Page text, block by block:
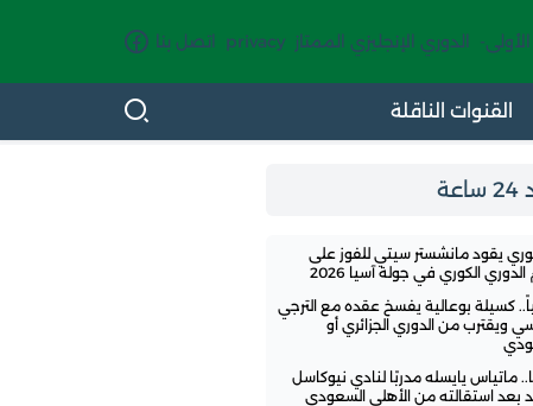
الدوري الإنجليزي الممتاز privacy اتصل بنا
القنوات الناقلة
يقود مانشستر سيتي للفوز على
الكوري في جولة آسيا 2026
كسيلة بوعالية يفسخ عقده مع الترجي
ويقترب من الدوري الجزائري أو
ماتياس يايسله مدربًا لنادي نيوكاسل
بعد استقالته من الأهلي السعودي